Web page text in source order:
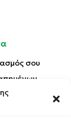
σου
σου